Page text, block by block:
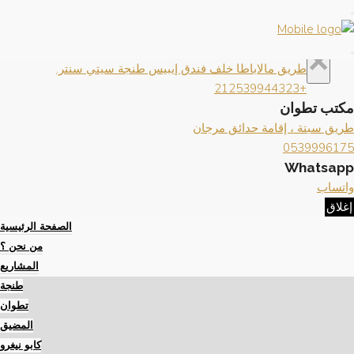
×تواصل معنا
× طريق مالاباطا خلف فندق إيبيس طنجة سيتي سنتر.
+212539944323
مكتب تطوان
طريق سبتة ، إقامة حدائق مرجان
0539996175
Whatsapp
واتساب
إغلاق
الصفحة الرئيسية
من نحن ؟
المشاريع
طنجة
تطوان
المضيق
كابو نيغرو